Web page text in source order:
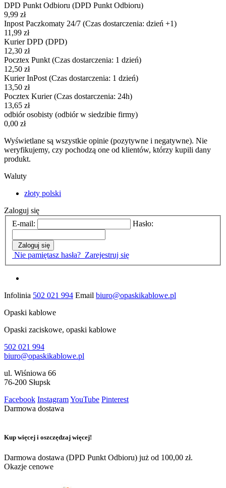
DPD Punkt Odbioru (DPD Punkt Odbioru)
9,99 zł
Inpost Paczkomaty 24/7 (Czas dostarczenia: dzień +1)
11,99 zł
Kurier DPD (DPD)
12,30 zł
Pocztex Punkt (Czas dostarczenia: 1 dzień)
12,50 zł
Kurier InPost (Czas dostarczenia: 1 dzień)
13,50 zł
Pocztex Kurier(Czas dostarczenia: 24h)
13,65 zł
odbiór osobisty (odbiór w siedzibie firmy)
0,00 zł
Wyświetlane są wszystkie opinie (pozytywne i negatywne). Nie
weryfikujemy, czy pochodzą one od klientów, którzy kupili dany
produkt.
Waluty
złoty polski
Zaloguj się
E-mail:
Hasło:
Zaloguj się
Nie pamiętasz hasła? Zarejestruj się
Infolinia 502 021 994 Email biuro@opaskikablowe.pl
Opaski kablowe
Opaski zaciskowe, opaski kablowe
502 021 994
biuro@opaskikablowe.pl
ul. Wiśniowa 66
76-200 Słupsk
Facebook InstagramYouTube Pinterest
Darmowa dostawa
Kup więcej i oszczędzaj więcej!
Darmowa dostawa (DPD Punkt Odbioru) już od 100,00 zł.
Okazje cenowe